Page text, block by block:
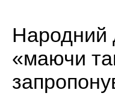
Народний
«маючи